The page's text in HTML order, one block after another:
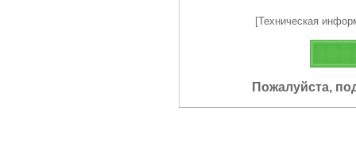
[Техническая
Пожалуйста,